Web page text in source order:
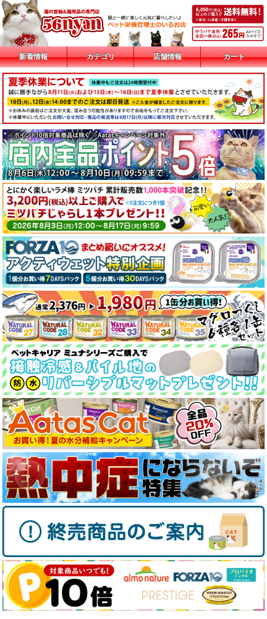
新着情報 カテゴリ 店舗情報 カート